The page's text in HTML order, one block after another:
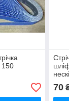
150
70